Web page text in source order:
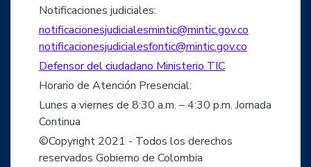
Notificaciones judiciales:
notificacionesjudicialesmintic@mintic.gov.co
notificacionesjudicialesfontic@mintic.gov.co
Defensor del ciudadano Ministerio TIC
Horario de Atención Presencial:
Lunes a viernes de 8:30 a.m. – 4:30 p.m. Jornada
Continua
©Copyright 2021 - Todos los derechos
reservados Gobierno de Colombia